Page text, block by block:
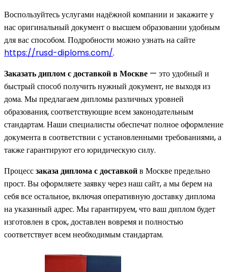
Воспользуйтесь услугами надёжной компании и закажите у
нас оригинальный документ о высшем образовании удобным
для вас способом. Подробности можно узнать на сайте
https://rusd-diploms.com/.
Заказать диплом с доставкой в Москве — это удобный и
быстрый способ получить нужный документ, не выходя из
дома. Мы предлагаем дипломы различных уровней
образования, соответствующие всем законодательным
стандартам. Наши специалисты обеспечат полное оформление
документа в соответствии с установленными требованиями, а
также гарантируют его юридическую силу.
Процессзаказа диплома с доставкойв Москве предельно
прост. Вы оформляете заявку через наш сайт, а мы берем на
себя все остальное, включая оперативную доставку диплома
на указанный адрес. Мы гарантируем, что ваш диплом будет
изготовлен в срок, доставлен вовремя и полностью
соответствует всем необходимым стандартам.